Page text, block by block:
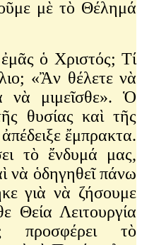
μὲ τὸ Θέλημά
ὁ Χριστός; Τί
«Ἂν θέλετε νὰ
νὰ μιμεῖσθε». Ὁ
θυσίας καὶ τῆς
ἔμπρακτα.
τὸ ἔνδυμά μας,
νὰ ὁδηγηθεῖ πάνω
γιὰ νὰ ζήσουμε
Θεία Λειτουργία
προσφέρει τὸ